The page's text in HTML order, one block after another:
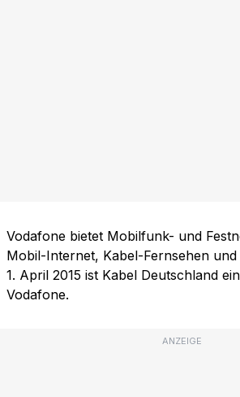
Vodafone bietet Mobilfunk- und
Mobil-Internet, Kabel-Fernsehen und
1. April 2015 ist Kabel Deutschland
Vodafone.
ANZEIGE